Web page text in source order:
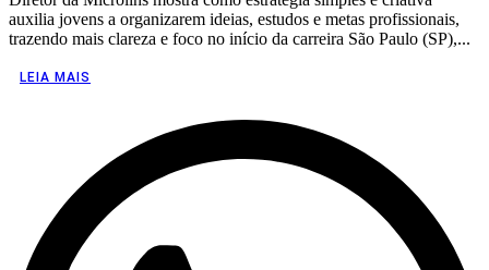
auxilia jovens a organizarem ideias, estudos e metas profissionais,
trazendo mais clareza e foco no início da carreira São Paulo (SP),...
LEIA MAIS